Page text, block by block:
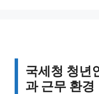
국세청 청년
과 근무 환경